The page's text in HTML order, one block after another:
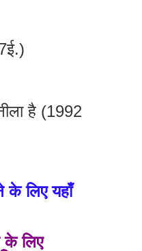
है (1992
के लिए यहाँ
लिए